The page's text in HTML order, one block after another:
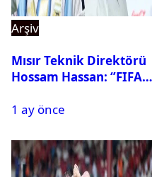
Arşiv
Mısır Teknik Direktörü
Hossam Hassan: ‘’FIFA,
istemiyor’’
1 ay önce